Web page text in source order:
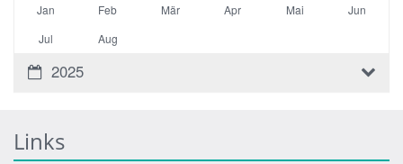
Jan Feb Mär Apr Mai
Jun
Jul
Aug
2025
Links